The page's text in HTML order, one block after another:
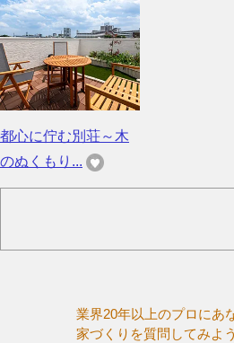
都心に佇む別荘～木
のぬくもり...
業界20年以上のプロにあ
家づくりを質問してみよ